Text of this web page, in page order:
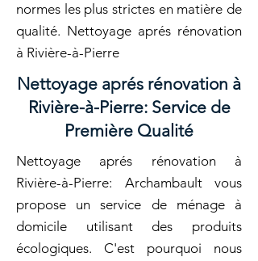
normes les plus strictes en matière de
qualité. Nettoyage aprés rénovation
à Rivière-à-Pierre
Nettoyage aprés rénovation à
Rivière-à-Pierre: Service de
Première Qualité
Nettoyage aprés rénovation à
Rivière-à-Pierre: Archambault vous
propose un service de ménage à
domicile utilisant des produits
écologiques. C'est pourquoi nous